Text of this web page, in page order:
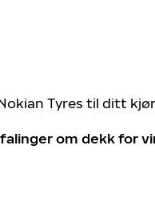
Tyres til ditt
om dekk for